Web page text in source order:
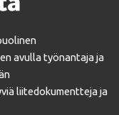
avulla työnantaja ja
liitedokumentteja ja